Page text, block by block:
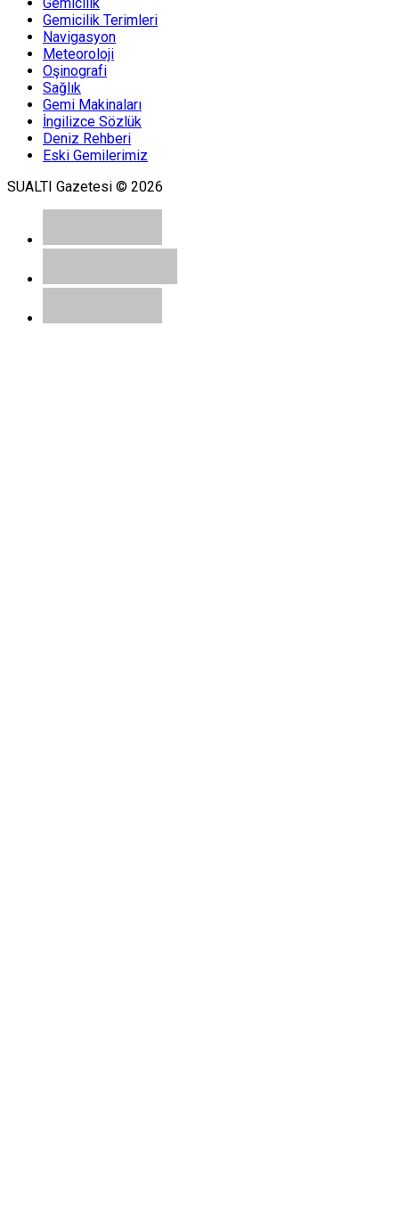
Gemicilik Terimleri
Navigasyon
Meteoroloji
Oşinografi
Sağlık
Gemi Makinaları
İngilizce Sözlük
Deniz Rehberi
Eski Gemilerimiz
SUALTI Gazetesi © 2026